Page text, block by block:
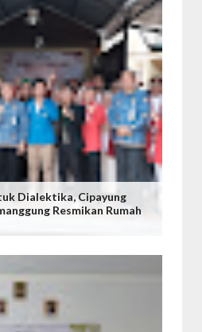
Dialektika, Cipayung
Resmikan Rumah